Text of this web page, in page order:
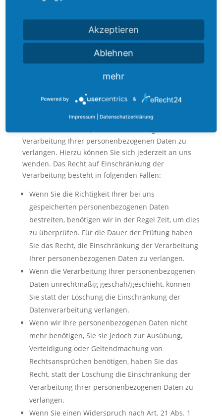
Bestimmungen jederzeit das Recht auf
personenbezogenen Daten, deren Herkunft und
Empfänger und den Zweck der Datenverarbeitung
und ggf. ein Recht auf Berichtigung oder Löschung
dieser Daten. Hierzu sowie zu weiteren Fragen zum
Thema personenbezogene Daten können Sie sich
Recht auf Einschränkung der
Verarbeitung
Verarbeitung Ihrer personenbezogenen Daten zu
verlangen. Hierzu können Sie sich jederzeit an uns
wenden. Das Recht auf Einschränkung der
Verarbeitung besteht in folgenden Fällen:
Wenn Sie die Richtigkeit Ihrer bei uns
gespeicherten personenbezogenen Daten
bestreiten, benötigen wir in der Regel Zeit, um dies
zu überprüfen. Für die Dauer der Prüfung haben
Sie das Recht, die Einschränkung der Verarbeitung
Ihrer personenbezogenen Daten zu verlangen.
Wenn die Verarbeitung Ihrer personenbezogenen
Daten unrechtmäßig geschah/geschieht, können
Sie statt der Löschung die Einschränkung der
Datenverarbeitung verlangen.
Wenn wir Ihre personenbezogenen Daten nicht
mehr benötigen, Sie sie jedoch zur Ausübung,
Verteidigung oder Geltendmachung von
Rechtsansprüchen benötigen, haben Sie das
Recht, statt der Löschung die Einschränkung der
Verarbeitung Ihrer personenbezogenen Daten zu
verlangen.
Wenn Sie einen Widerspruch nach Art. 21 Abs. 1
Akzeptieren
Ablehnen
mehr
Powered by &
Impressum Datenschutzerklärung